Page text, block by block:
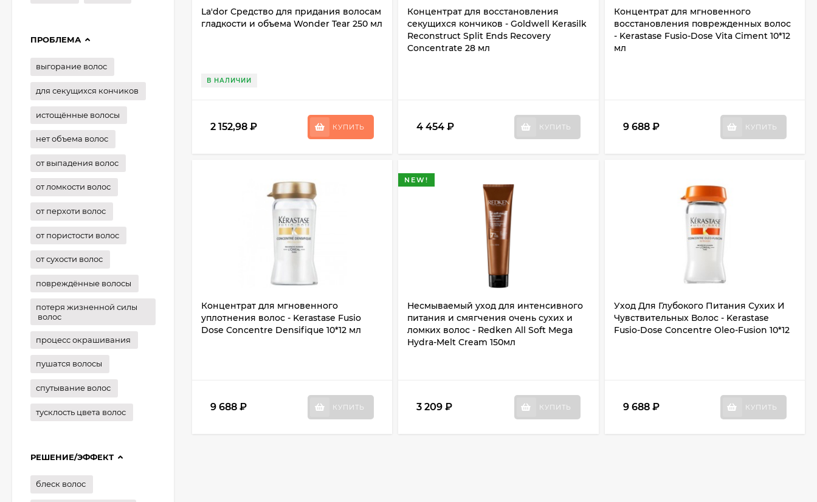
La'dor Средство для придания волосам
гладкости и объема Wonder Tear 250 мл
В НАЛИЧИИ
2 152,98 ₽ КУПИТЬ
Концентрат для восстановления
секущихся кончиков - Goldwell Kerasilk
Reconstruct Split Ends Recovery
Concentrate 28 мл
4 454₽ КУПИТЬ
Концентрат для мгновенного
восстановления поврежденных волос
- Kerastase Fusio-Dose Vita Ciment 10*12
мл
9 688 ₽ КУПИТЬ
Концентрат для мгновенного
уплотнения волос - Kerastase Fusio
Dose Concentre Densifique 10*12 мл
9 688 ₽ КУПИТЬ
NEW!
Несмываемый уход для интенсивного
питания и смягчения очень сухих и
ломких волос - Redken All Soft Mega
Hydra-Melt Cream 150мл
3 209₽ КУПИТЬ
Уход Для Глубокого Питания Сухих И
Чувствительных Волос - Kerastase
Fusio-Dose Concentre Oleo-Fusion 10*12
9 688 ₽ КУПИТЬ
ПРОБЛЕМА
выгорание волос
для секущихся кончиков
истощённые волосы
нет объема волос
от выпадения волос
от ломкости волос
от перхоти волос
от пористости волос
от сухости волос
повреждённые волосы
потеря жизненной силы
волос
процесс окрашивания
пушатся волосы
спутывание волос
тусклость цвета волос
РЕШЕНИЕ/ЭФФЕКТ
блеск волос